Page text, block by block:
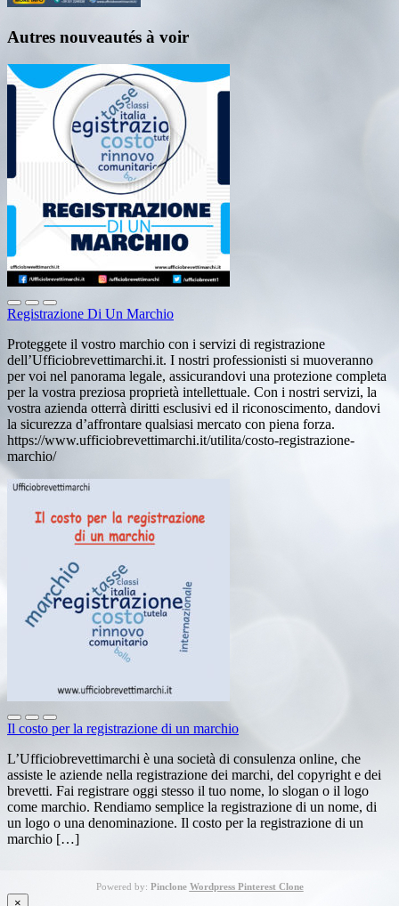
Autres nouveautés à voir
Registrazione Di Un Marchio
Proteggete il vostro marchio con i servizi di registrazione
dell’Ufficiobrevettimarchi.it. I nostri professionisti si muoveranno
per voi nel panorama legale, assicurandovi una protezione completa
per la vostra preziosa proprietà intellettuale. Con i nostri servizi, la
vostra azienda otterrà diritti esclusivi ed il riconoscimento, dandovi
la sicurezza d’affrontare qualsiasi mercato con piena forza.
https://www.ufficiobrevettimarchi.it/utilita/costo-registrazione-
marchio/
Il costo per la registrazione di un marchio
L’Ufficiobrevettimarchi è una società di consulenza online, che
assiste le aziende nella registrazione dei marchi, del copyright e dei
brevetti. Fai registrare oggi stesso il tuo nome, lo slogan o il logo
come marchio. Rendiamo semplice la registrazione di un nome, di
un logo o una denominazione. Il costo per la registrazione di un
marchio […]
Powered by: Pinclone Wordpress Pinterest Clone
×